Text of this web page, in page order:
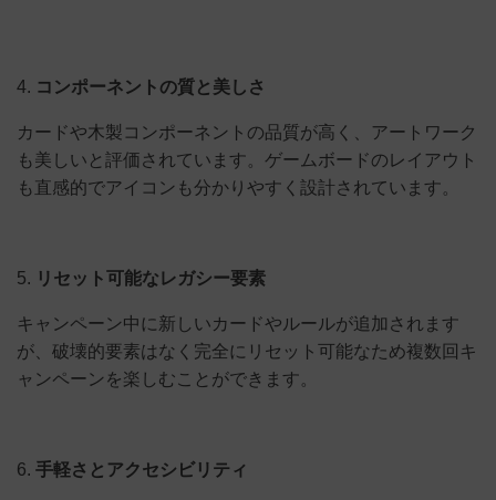
4. コンポーネントの質と美しさ
カードや木製コンポーネントの品質が高く、アートワーク
も美しいと評価されています。ゲームボードのレイアウト
も直感的でアイコンも分かりやすく設計されています。
5. リセット可能なレガシー要素
キャンペーン中に新しいカードやルールが追加されます
が、破壊的要素はなく完全にリセット可能なため複数回キ
ャンペーンを楽しむことができます。
6. 手軽さとアクセシビリティ